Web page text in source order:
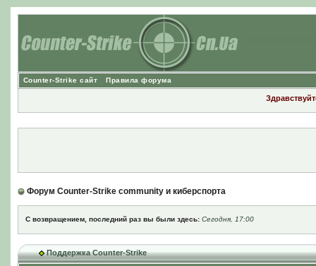
Counter-Strike сайт Правила форума
Форум Counter-Strike community и киберспорта
С возвращением, последний раз вы были здесь: Сегодня, 17:00
Поддержка Counter-Strike